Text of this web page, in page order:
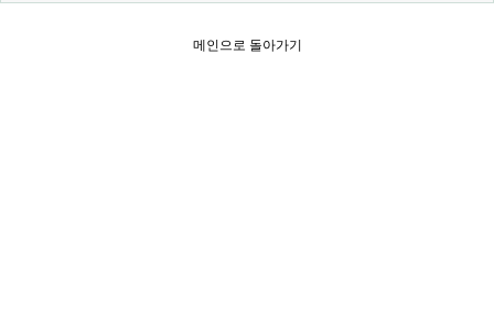
메인으로 돌아가기